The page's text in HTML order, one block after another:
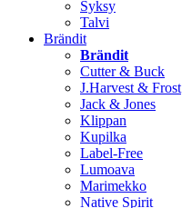
Syksy
Talvi
Brändit
Brändit
Cutter & Buck
J.Harvest & Frost
Jack & Jones
Klippan
Kupilka
Label-Free
Lumoava
Marimekko
Native Spirit